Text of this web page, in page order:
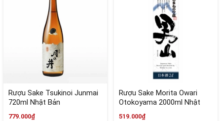
Rượu Sake Tsukinoi Junmai
720ml Nhật Bản
779.000₫
Rượu Sake Morita Owari
Otokoyama 2000ml Nhật
519.000₫